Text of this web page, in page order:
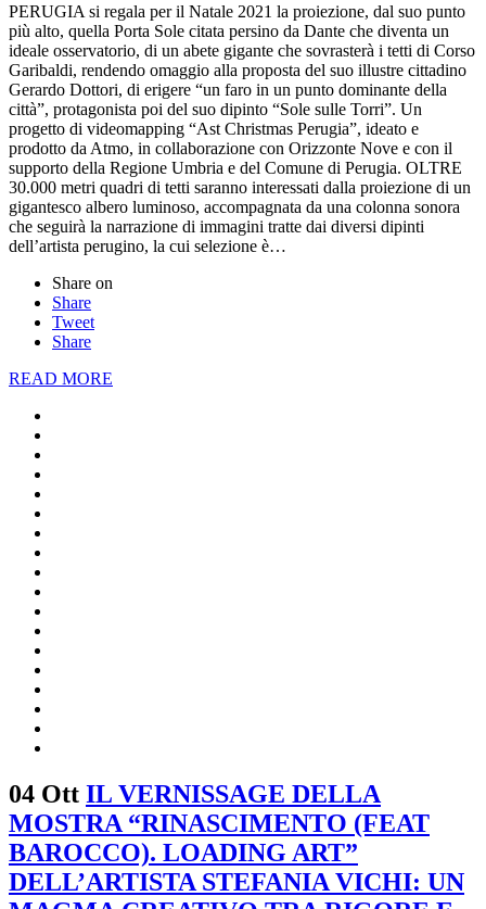
PERUGIA si regala per il Natale 2021 la proiezione, dal suo punto
più alto, quella Porta Sole citata persino da Dante che diventa un
ideale osservatorio, di un abete gigante che sovrasterà i tetti di Corso
Garibaldi, rendendo omaggio alla proposta del suo illustre cittadino
Gerardo Dottori, di erigere “un faro in un punto dominante della
città”, protagonista poi del suo dipinto “Sole sulle Torri”. Un
progetto di videomapping “Ast Christmas Perugia”, ideato e
prodotto da Atmo, in collaborazione con Orizzonte Nove e con il
supporto della Regione Umbria e del Comune di Perugia. OLTRE
30.000 metri quadri di tetti saranno interessati dalla proiezione di un
gigantesco albero luminoso, accompagnata da una colonna sonora
che seguirà la narrazione di immagini tratte dai diversi dipinti
dell’artista perugino, la cui selezione è…
Share on
Share
Tweet
Share
READ MORE
04 Ott IL VERNISSAGE DELLA
MOSTRA “RINASCIMENTO (FEAT
BAROCCO). LOADING ART”
DELL’ARTISTA STEFANIA VICHI: UN